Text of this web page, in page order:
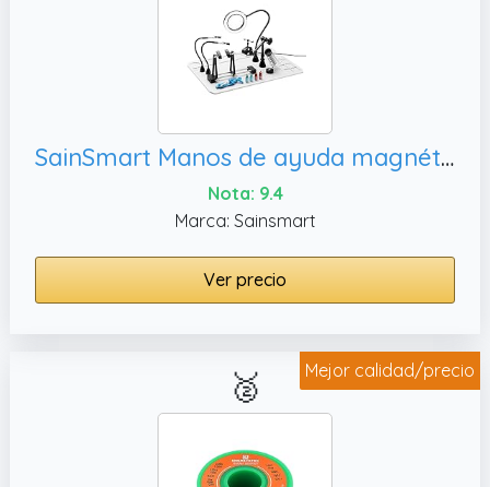
SainSmart Manos de ayuda magnéticas 2 en 1, placa
Nota: 9.4
Marca: Sainsmart
Ver precio
Mejor calidad/precio
🥈